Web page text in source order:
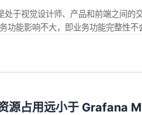
处于视觉设计师、产品和前端之间的
功能影响不大，即业务功能完整性不
准确体现其好坏的价值所在 方向散
源占用远小于 Grafana